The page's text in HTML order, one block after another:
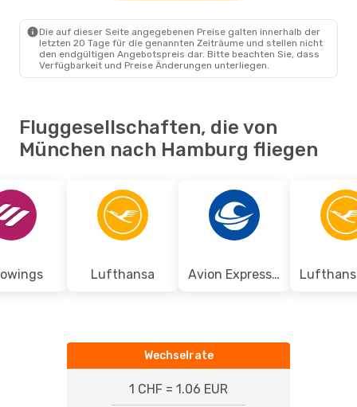
Die auf dieser Seite angegebenen Preise galten innerhalb der
letzten 20 Tage für die genannten Zeiträume und stellen nicht
den endgültigen Angebotspreis dar. Bitte beachten Sie, dass
Verfügbarkeit und Preise Änderungen unterliegen.
Fluggesellschaften, die von
München nach Hamburg fliegen
Lufthansa Avion Express Malta
Wechselrate
1 CHF = 1.06 EUR